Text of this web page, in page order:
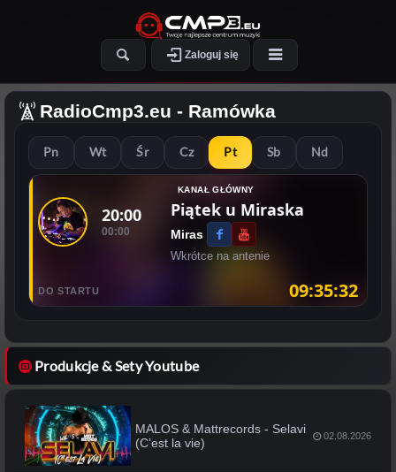
Zaloguj się
RadioCmp3.eu - Ramówka
Pn Wt Śr Cz Pt Sb Nd
20:00
00:00
KANAŁ GŁÓWNY
Piątek u Miraska
Miras
Wkrótce na antenie
DO STARTU 09:35:31
Produkcje & Sety Youtube
MALOS & Mattrecords - Selavi
(C’est la vie)
02.08.2026